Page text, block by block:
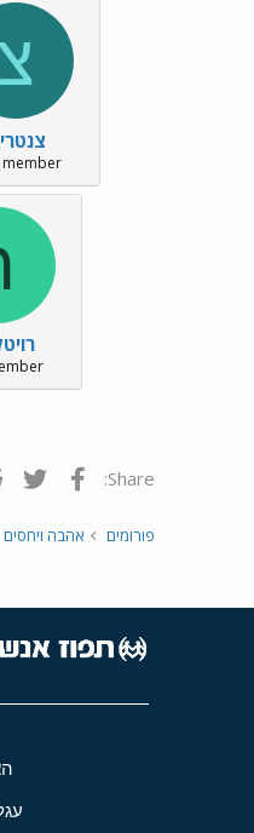
member
Share: פייסבוק
פורומים אהבה ויחסים